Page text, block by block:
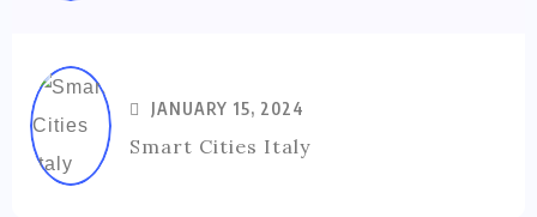
JANUARY 15, 2024
Smart Cities Italy